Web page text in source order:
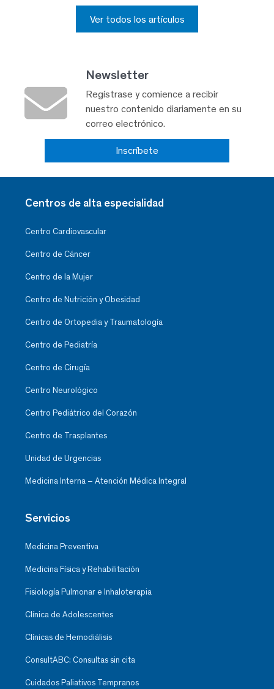
Ver todos los artículos
Newsletter
Regístrase y comience a recibir
nuestro contenido diariamente en su
correo electrónico.
Inscríbete
Centros de alta especialidad
Centro Cardiovascular
Centro de Cáncer
Centro de la Mujer
Centro de Nutrición y Obesidad
Centro de Ortopedia y Traumatología
Centro de Pediatría
Centro de Cirugía
Centro Neurológico
Centro Pediátrico del Corazón
Centro de Trasplantes
Unidad de Urgencias
Medicina Interna – Atención Médica Integral
Servicios
Medicina Preventiva
Medicina Física y Rehabilitación
Fisiología Pulmonar e Inhaloterapia
Clínica de Adolescentes
Clínicas de Hemodiálisis
ConsultABC: Consultas sin cita
Cuidados Paliativos Tempranos